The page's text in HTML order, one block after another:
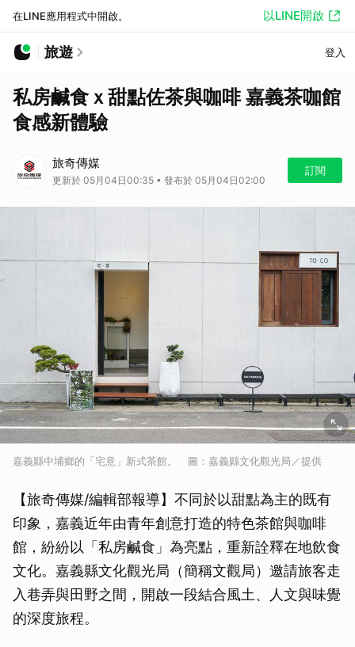
在LINE應用程式中開啟。 以LINE開啟
旅遊 登入
私房鹹食ｘ甜點佐茶與咖啡 嘉義茶咖館
食感新體驗
旅奇傳媒
更新於 05月04日00:35 • 發布於 05月04日02:00
訂閱
嘉義縣中埔鄉的「宅意」新式茶館。 圖：嘉義縣文化觀光局／提供
【旅奇傳媒/編輯部報導】不同於以甜點為主的既有
印象，嘉義近年由青年創意打造的特色茶館與咖啡
館，紛紛以「私房鹹食」為亮點，重新詮釋在地飲食
文化。嘉義縣文化觀光局（簡稱文觀局）邀請旅客走
入巷弄與田野之間，開啟一段結合風土、人文與味覺
的深度旅程。